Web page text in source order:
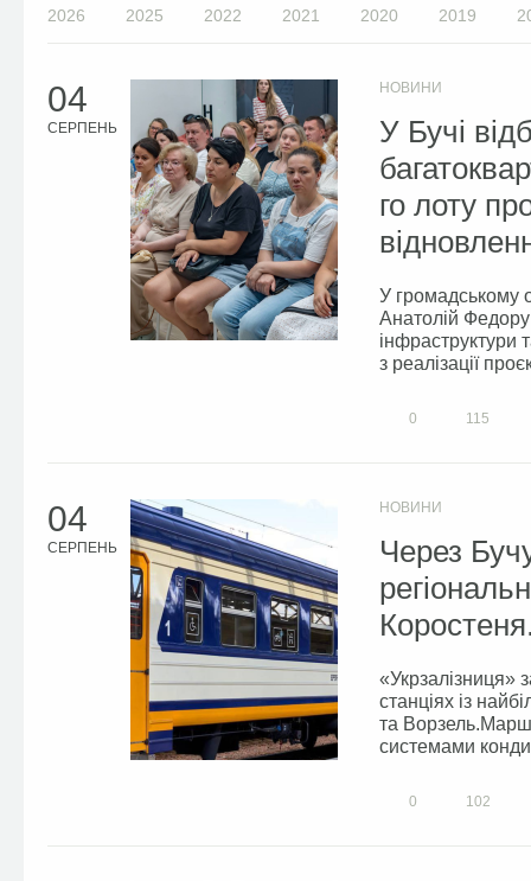
2026 2025 2022 2021 2020 2019
04
СЕРПЕНЬ
НОВИНИ
У Бучі
го лоту
У громадському
Анатолій
інфраструктури
з реалізації
0 115
04
СЕРПЕНЬ
НОВИНИ
Через
«Укрзалізниця»
станціях із
та
системами
0 102